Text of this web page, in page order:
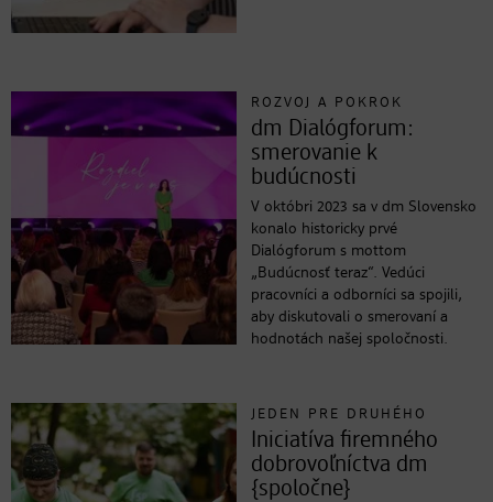
ROZVOJ A POKROK
dm Dialógforum:
smerovanie k
budúcnosti
V októbri 2023 sa v dm Slovensko
konalo historicky prvé
Dialógforum s mottom
„Budúcnosť teraz“. Vedúci
pracovníci a odborníci sa spojili,
aby diskutovali o smerovaní a
hodnotách našej spoločnosti.
JEDEN PRE DRUHÉHO
Iniciatíva firemného
dobrovoľníctva dm
{spoločne}